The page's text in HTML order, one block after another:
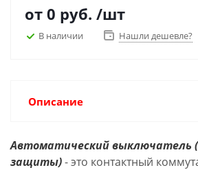
от 0 руб. /шт
В наличии Нашли дешевле?
Описание
Автоматический
защиты)- это контактный